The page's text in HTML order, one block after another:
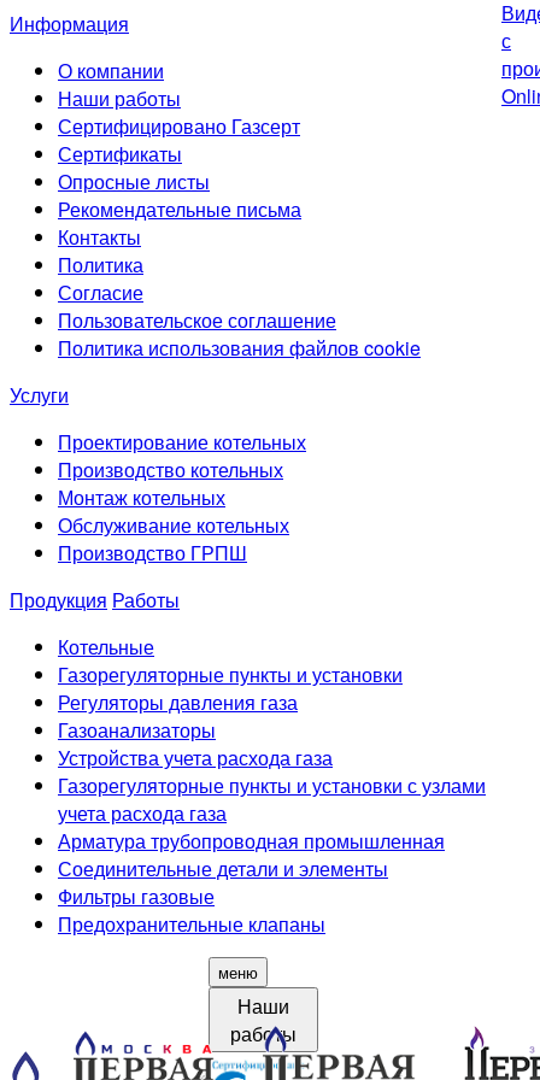
Информация
О компании
Наши работы
Сертифицировано Газсерт
Сертификаты
Опросные листы
Рекомендательные письма
Контакты
Политика
Согласие
Пользовательское соглашение
Политика использования файлов cookie
Услуги
Проектирование котельных
Производство котельных
Монтаж котельных
Обслуживание котельных
Производство ГРПШ
Продукция Работы
Котельные
Газорегуляторные пункты и установки
Регуляторы давления газа
Газоанализаторы
Устройства учета расхода газа
Газорегуляторные пункты и установки с узлами
учета расхода газа
Арматура трубопроводная промышленная
Соединительные детали и элементы
Фильтры газовые
Предохранительные клапаны
меню
Наши
работы